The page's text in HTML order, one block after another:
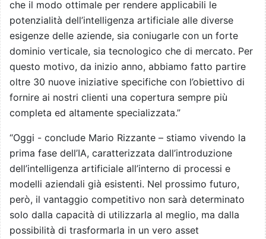
che il modo ottimale per rendere applicabili le
potenzialità dell’intelligenza artificiale alle diverse
esigenze delle aziende, sia coniugarle con un forte
dominio verticale, sia tecnologico che di mercato. Per
questo motivo, da inizio anno, abbiamo fatto partire
oltre 30 nuove iniziative specifiche con l’obiettivo di
fornire ai nostri clienti una copertura sempre più
completa ed altamente specializzata.”
“Oggi - conclude Mario Rizzante – stiamo vivendo la
prima fase dell’IA, caratterizzata dall’introduzione
dell’intelligenza artificiale all’interno di processi e
modelli aziendali già esistenti. Nel prossimo futuro,
però, il vantaggio competitivo non sarà determinato
solo dalla capacità di utilizzarla al meglio, ma dalla
possibilità di trasformarla in un vero asset